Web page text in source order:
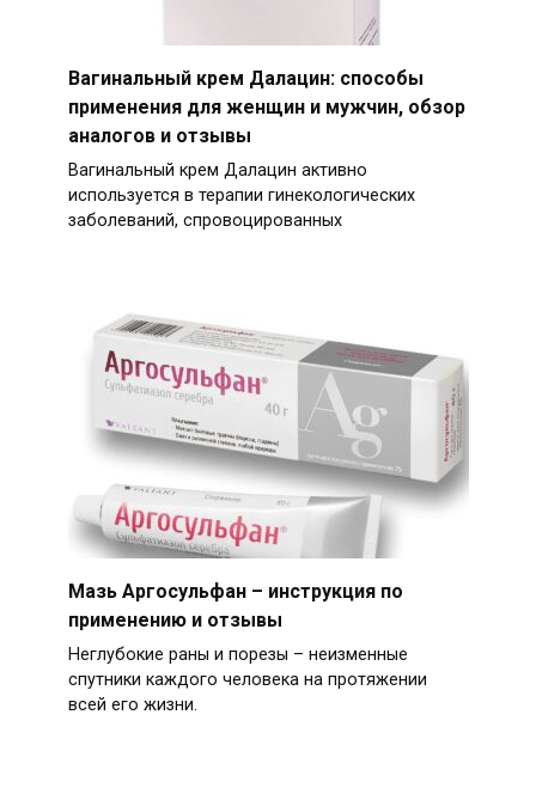
Вагинальный крем Далацин: способы
применения для женщин и мужчин, обзор
аналогов и отзывы
Вагинальный крем Далацин активно
используется в терапии гинекологических
заболеваний, спровоцированных
Мазь Аргосульфан – инструкция по
применению и отзывы
Неглубокие раны и порезы – неизменные
спутники каждого человека на протяжении
всей его жизни.